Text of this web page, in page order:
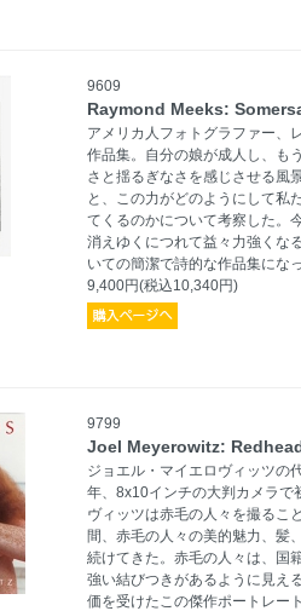
9609
Raymond Meeks:
アメリカ人フォトグラファー、
作品集。自分の娘が成人し、も
さと揺るぎなさを感じさせる風
と、この力がどのようにして私
てくるのかについて考察した。
消えゆくにつれて益々力強くな
いての簡潔で詩的な作品集にな
9,400円(税込10,340円)
9799
Joel Meyerowitz:
ジョエル・マイエロヴィッツの
年、8x10インチの大判カメラで
ヴィッツは赤毛の人々を撮るこ
間、赤毛の人々の美的魅力、髪
続けてきた。赤毛の人々は、国
強い結びつきがあるように見え
価を受けたこの傑作ポートレー